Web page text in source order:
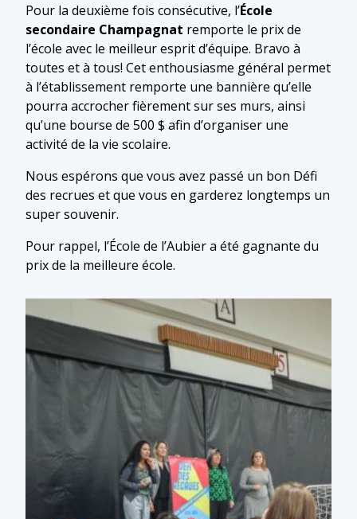
Pour la deuxième fois consécutive, l’École
secondaire Champagnat remporte le prix de
l’école avec le meilleur esprit d’équipe. Bravo à
toutes et à tous! Cet enthousiasme général permet
à l’établissement remporte une bannière qu’elle
pourra accrocher fièrement sur ses murs, ainsi
qu’une bourse de 500 $ afin d’organiser une
activité de la vie scolaire.
Nous espérons que vous avez passé un bon Défi
des recrues et que vous en garderez longtemps un
super souvenir.
Pour rappel, l’École de l’Aubier a été gagnante du
prix de la meilleure école.